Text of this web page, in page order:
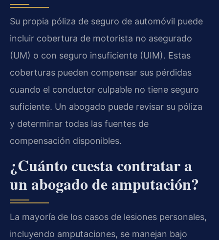
Su propia póliza de seguro de automóvil puede
incluir cobertura de motorista no asegurado
(UM) o con seguro insuficiente (UIM). Estas
coberturas pueden compensar sus pérdidas
cuando el conductor culpable no tiene seguro
suficiente. Un abogado puede revisar su póliza
y determinar todas las fuentes de
compensación disponibles.
¿Cuánto cuesta contratar a
un abogado de amputación?
La mayoría de los casos de lesiones personales,
incluyendo amputaciones, se manejan bajo